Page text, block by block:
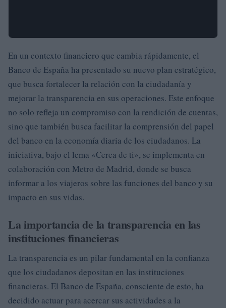
En un contexto financiero que cambia rápidamente, el
Banco de España ha presentado su nuevo plan estratégico,
que busca fortalecer la relación con la ciudadanía y
mejorar la transparencia en sus operaciones. Este enfoque
no solo refleja un compromiso con la rendición de cuentas,
sino que también busca facilitar la comprensión del papel
del banco en la economía diaria de los ciudadanos. La
iniciativa, bajo el lema «Cerca de ti», se implementa en
colaboración con Metro de Madrid, donde se busca
informar a los viajeros sobre las funciones del banco y su
impacto en sus vidas.
La importancia de la transparencia en las
instituciones financieras
La transparencia es un pilar fundamental en la confianza
que los ciudadanos depositan en las instituciones
financieras. El Banco de España, consciente de esto, ha
decidido actuar para acercar sus actividades a la